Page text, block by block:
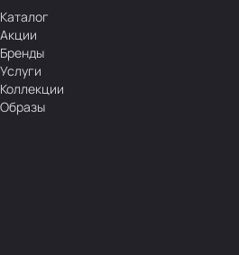
Каталог
Акции
Бренды
Услуги
Коллекции
Образы